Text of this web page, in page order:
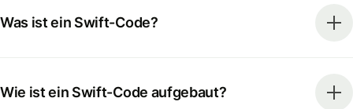
Was ist ein Swift-Code?
Wie ist ein Swift-Code aufgebaut?